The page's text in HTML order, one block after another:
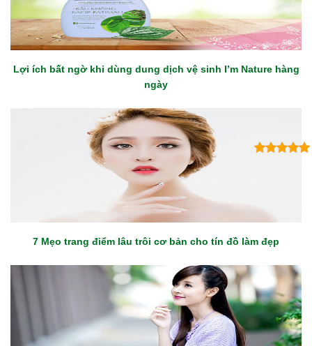
Lợi ích bất ngờ khi dùng dung dịch vệ sinh I’m Nature hàng
ngày
7 Mẹo trang điểm lâu trôi cơ bản cho tín đồ làm đẹp